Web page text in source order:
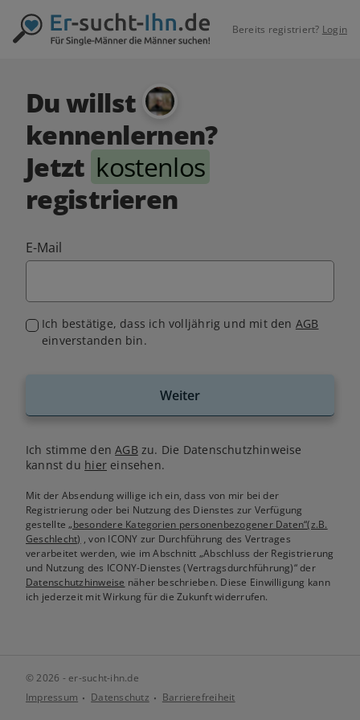
Bereits registriert? Login
Du willst
kennenlernen?
Jetzt kostenlos
registrieren
E-Mail
Ich bestätige, dass ich volljährig und mit den AGB
einverstanden bin.
Weiter
Ich stimme denAGB zu. Die Datenschutzhinweise
kannst du hiereinsehen.
Mit der Absendung willige ich ein, dass von mir bei der
Registrierung oder bei Nutzung des Dienstes zur Verfügung
gestellte„besondere Kategorien personenbezogener Daten“(z.B.
Geschlecht) , von ICONY zur Durchführung des Vertrages
verarbeitet werden, wie im Abschnitt „Abschluss der Registrierung
und Nutzung des ICONY-Dienstes (Vertragsdurchführung)“ der
Datenschutzhinweise näher beschrieben. Diese Einwilligung kann
ich jederzeit mit Wirkung für die Zukunft widerrufen.
© 2026 - er-sucht-ihn.de
Impressum
Datenschutz Barrierefreiheit